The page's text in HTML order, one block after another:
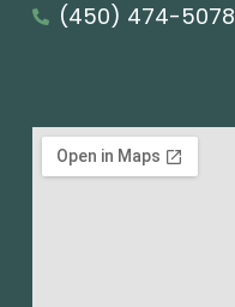
(450) 474-5078